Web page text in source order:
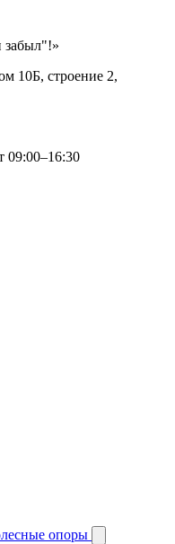
забыл"!»
10Б, строение 2,
09:00–16:30
опоры